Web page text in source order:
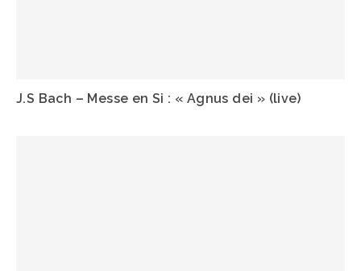
J.S Bach – Messe en Si : « Agnus dei » (live)